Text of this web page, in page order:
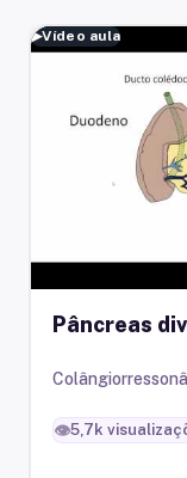
▶Vídeo aula
Pâncreas
👁️5,7k